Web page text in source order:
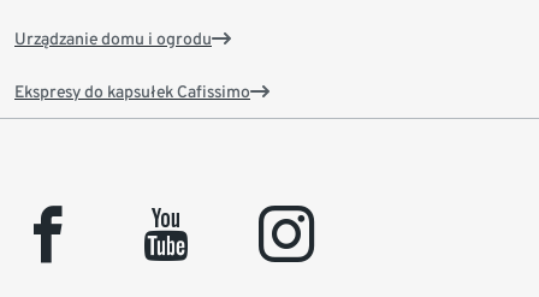
Urządzanie domu i ogrodu
Ekspresy do kapsułek Cafissimo
facebook youtube instagram